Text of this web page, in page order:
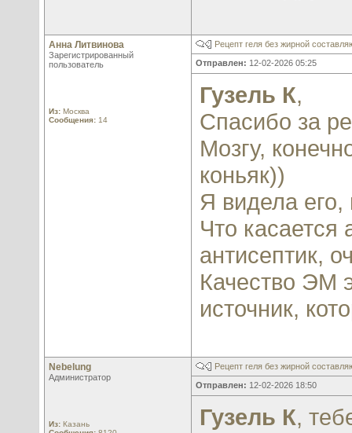
Анна Литвинова
Зарегистрированный
пользователь
Из: Москва
Сообщения: 14
Рецепт геля без жирной
Отправлен: 12-02-2026 05:25
Гузель К,
Спасибо за
Мозгу,
коньяк))
Я видела его,
Что касается
антисептик,
Качество ЭМ
источник,
Nebelung
Администратор
Из: Казань
Рецепт геля без жирной
Отправлен: 12-02-2026 18:50
Гузель К,